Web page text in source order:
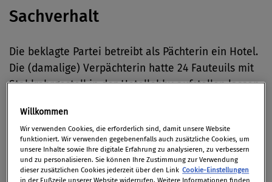
Sachverhalt
Die beklagte Partei betreibt als Pächterin ein Hotel.
Die (damalige) Verpächterin hatte 24 Fauteuils mit
Stahlrohrgestell in der Hotellobby aufstellen lassen,
Le Corbusier aufweisen. Diese Möbel stehen im
Eigentum der nunmehrigen Verpächterin. Die
Beklagte hat die Möbel weder erworben noch deren
Aufstellung veranlasst.
Willkommen
Wir verwenden Cookies, die erforderlich sind, damit unsere Website
funktioniert. Wir verwenden gegebenenfalls auch zusätzliche Cookies, um
unsere Inhalte sowie Ihre digitale Erfahrung zu analysieren, zu verbessern
und zu personalisieren. Sie können Ihre Zustimmung zur Verwendung
dieser zusätzlichen Cookies jederzeit über den Link Cookie-Einstellungen
in der Fußzeile unserer Website widerrufen. Weitere Informationen finden